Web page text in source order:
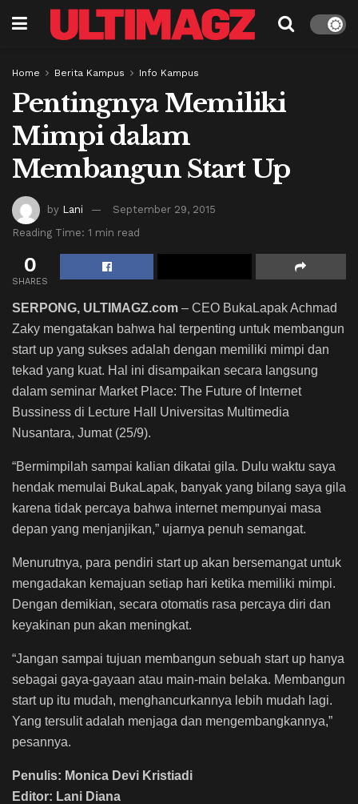
Home Berita Kampus Info Kampus
Pentingnya Memiliki
Mimpi dalam
Membangun Start Up
by Lani
September 29, 2015
Reading Time: 1 min read
0
SHARES
SERPONG, ULTIMAGZ.com – CEO BukaLapak Achmad
Zaky mengatakan bahwa hal terpenting untuk membangun
start up yang sukses adalah dengan memiliki mimpi dan
tekad yang kuat. Hal ini disampaikan secara langsung
dalam seminar Market Place: The Future of Internet
Bussiness di Lecture Hall Universitas Multimedia
Nusantara, Jumat (25/9).
“Bermimpilah sampai kalian dikatai gila. Dulu waktu saya
hendak memulai BukaLapak, banyak yang bilang saya gila
karena tidak percaya bahwa internet mempunyai masa
depan yang menjanjikan,” ujarnya penuh semangat.
Menurutnya, para pendiri start up akan bersemangat untuk
mengadakan kemajuan setiap hari ketika memiliki mimpi.
Dengan demikian, secara otomatis rasa percaya diri dan
keyakinan pun akan meningkat.
“Jangan sampai tujuan membangun sebuah start up hanya
sebagai gaya-gayaan atau main-main belaka. Membangun
start up itu mudah, menghancurkannya lebih mudah lagi.
Yang tersulit adalah menjaga dan mengembangkannya,”
pesannya.
Penulis: Monica Devi Kristiadi
Editor: Lani Diana